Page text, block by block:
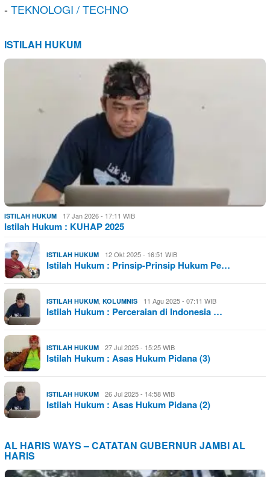
-TEKNOLOGI / TECHNO
ISTILAH HUKUM
ISTILAH HUKUM 17 Jan 2026 - 17:11 WIB
Istilah Hukum : KUHAP 2025
ISTILAH HUKUM 12 Okt 2025 - 16:51 WIB
Istilah Hukum : Prinsip-Prinsip Hukum Pe…
ISTILAH HUKUM, KOLUMNIS 11 Agu 2025 - 07:11 WIB
Istilah Hukum : Perceraian di Indonesia …
ISTILAH HUKUM 27 Jul 2025 - 15:25 WIB
Istilah Hukum : Asas Hukum Pidana (3)
ISTILAH HUKUM 26 Jul 2025 - 14:58 WIB
Istilah Hukum : Asas Hukum Pidana (2)
AL HARIS WAYS – CATATAN GUBERNUR JAMBI AL
HARIS